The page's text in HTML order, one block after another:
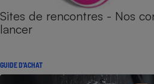
Sites de rencontres - Nos
lancer
GUIDE D'ACHAT